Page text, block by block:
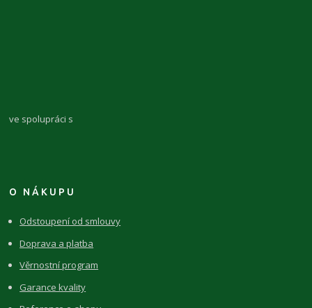
ve spolupráci s
O NÁKUPU
Odstoupení od smlouvy
Doprava a platba
Věrnostní program
Garance kvality